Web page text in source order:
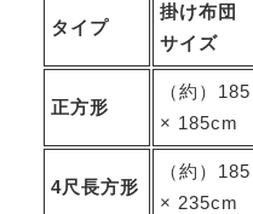
タイプ
掛け布団
サイズ
正方形
（約）185
× 185cm
4尺長方形
（約）185
× 235cm